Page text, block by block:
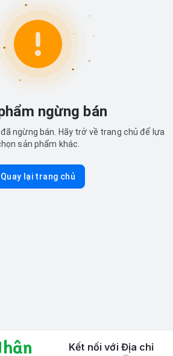
ngừng bán
ngừng bán. Hãy trở về trang chủ để lựa
sản phẩm khác.
Quay lại trang chủ
Kết nối với Địa chỉ